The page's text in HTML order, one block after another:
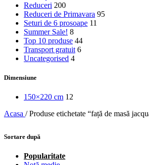
Reduceri 200
Reduceri de Primavara 95
Seturi de 6 prosoape 11
Summer Sale! 8
Top 10 produse 44
Transport gratuit 6
Uncategorised 4
Dimensiune
150×220 cm 12
Acasa / Produse etichetate “față de masă
Sortare după
Popularitate